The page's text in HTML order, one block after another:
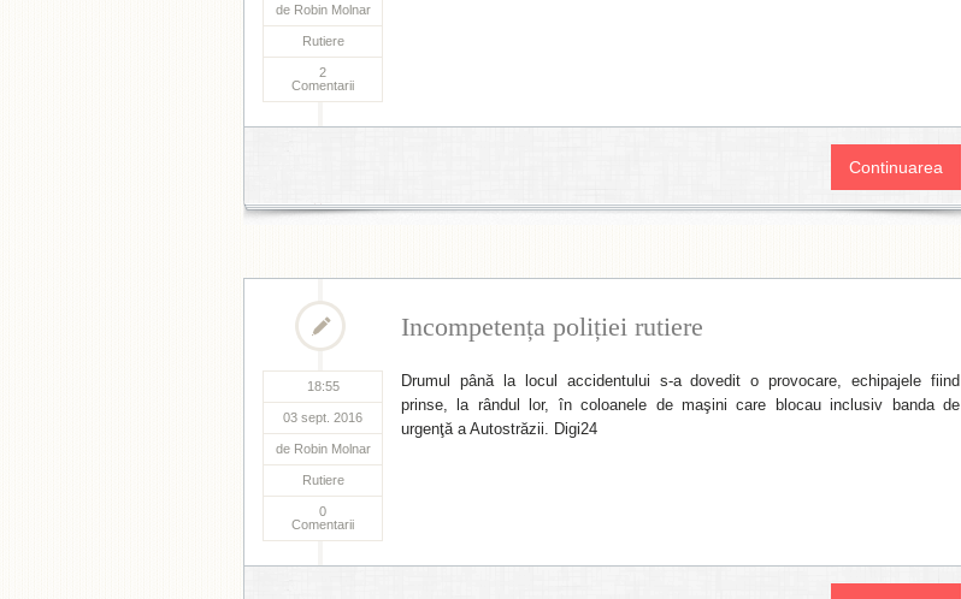
de Robin Molnar
Rutiere
2
Comentarii
Continuarea
18:55
03 sept. 2016
de Robin Molnar
Rutiere
0
Comentarii
Incompetența poliției rutiere
Drumul până la locul accidentului s-a dovedit o provocare, echipajele fiind
prinse, la rândul lor, în coloanele de maşini care blocau inclusiv banda de
urgenţă a Autostrăzii. Digi24